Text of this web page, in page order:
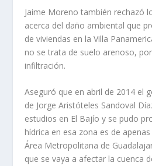
Jaime Moreno también rechazó
acerca del daño ambiental que
de viviendas en la Villa
no se trata de suelo arenoso,
infiltración.
Aseguró que en abril de 2014 el
de Jorge Aristóteles Sandoval
estudios en El Bajío y se pudo
hídrica en esa zona es de
Área Metropolitana de
que se vaya a afectar la cuenca